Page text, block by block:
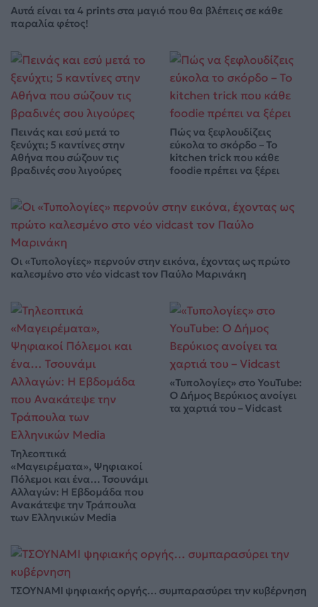
Αυτά είναι τα 4 prints στα μαγιό που θα βλέπεις σε κάθε
παραλία φέτος!
Πεινάς και εσύ μετά το
ξενύχτι; 5 καντίνες στην
Αθήνα που σώζουν τις
βραδινές σου λιγούρες
Πώς να ξεφλουδίζεις
εύκολα το σκόρδο – Το
kitchen trick που κάθε
foodie πρέπει να ξέρει
Οι «Τυπολογίες» περνούν στην εικόνα, έχοντας ως πρώτο
καλεσμένο στο νέο vidcast τον Παύλο Μαρινάκη
Τηλεοπτικά
«Μαγειρέματα», Ψηφιακοί
Πόλεμοι και ένα… Τσουνάμι
Αλλαγών: Η Εβδομάδα που
Ανακάτεψε την Τράπουλα
των Ελληνικών Media
«Τυπολογίες» στο YouTube:
Ο Δήμος Βερύκιος ανοίγει
τα χαρτιά του – Vidcast
ΤΣΟΥΝΑΜΙ ψηφιακής οργής… συμπαρασύρει την κυβέρνηση